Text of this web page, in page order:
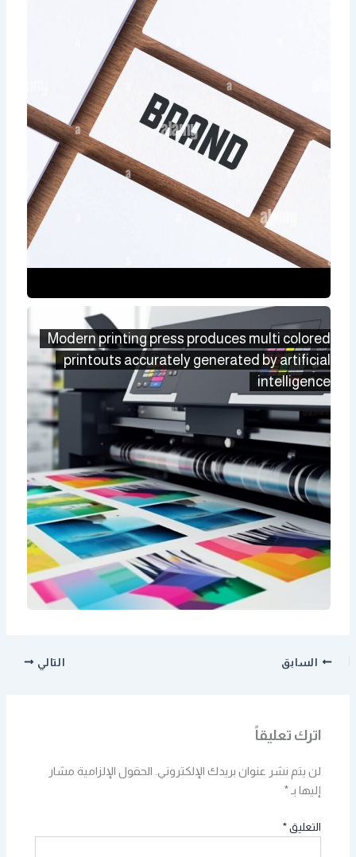
Modern printing press produces multi colored
printouts accurately generated by artificial
intelligence
السابق التالي
اترك تعليقاً
لن يتم نشر عنوان بريدك الإلكتروني. الحقول الإلزامية مشار
إليها بـ*
التعليق*